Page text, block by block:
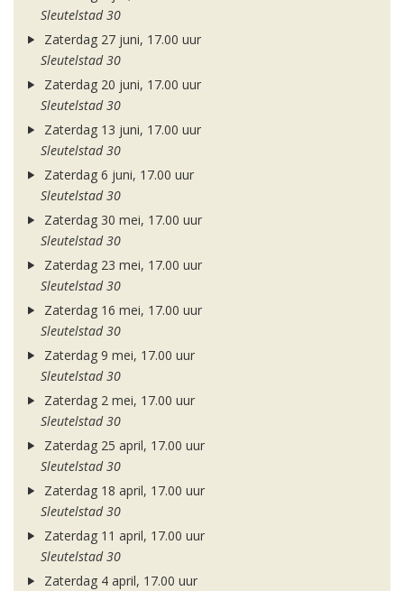
Sleutelstad 30
Zaterdag 27 juni, 17.00 uur
Sleutelstad 30
Zaterdag 20 juni, 17.00 uur
Sleutelstad 30
Zaterdag 13 juni, 17.00 uur
Sleutelstad 30
Zaterdag 6 juni, 17.00 uur
Sleutelstad 30
Zaterdag 30 mei, 17.00 uur
Sleutelstad 30
Zaterdag 23 mei, 17.00 uur
Sleutelstad 30
Zaterdag 16 mei, 17.00 uur
Sleutelstad 30
Zaterdag 9 mei, 17.00 uur
Sleutelstad 30
Zaterdag 2 mei, 17.00 uur
Sleutelstad 30
Zaterdag 25 april, 17.00 uur
Sleutelstad 30
Zaterdag 18 april, 17.00 uur
Sleutelstad 30
Zaterdag 11 april, 17.00 uur
Sleutelstad 30
Zaterdag 4 april, 17.00 uur